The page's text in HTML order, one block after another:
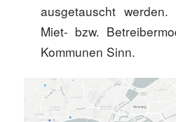
ausgetauscht
Miet- bzw.
Kommunen Sinn.